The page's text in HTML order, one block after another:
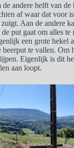
andere helft van de
af waar dat voor
Aan de andere
put gaat om alles
een grote
te vallen.
Eigenlijk is dit
aan loopt.